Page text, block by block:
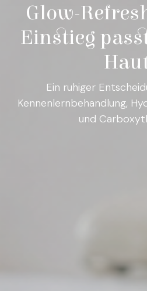
Glow-
Einstieg
Ein ruhiger
Kennenlernbehandlung,
und